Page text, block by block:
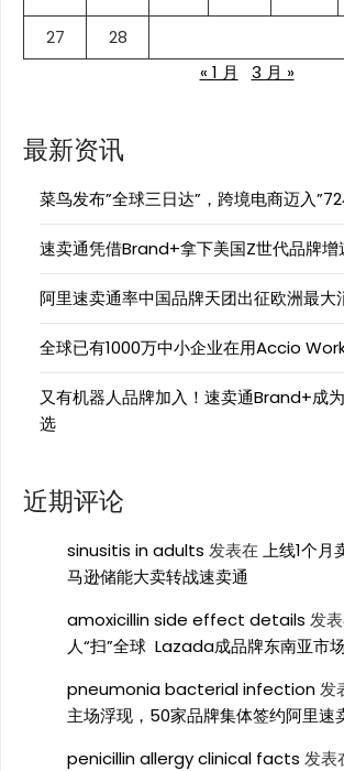
27
28
« 1 月
3 月 »
最新资讯
菜鸟发布”全球三日达”，跨境电商迈入
速卖通凭借Brand+拿下美国Z世代品牌增
阿里速卖通率中国品牌天团出征欧洲最大
全球已有1000万中小企业在用Accio
又有机器人品牌加入！速卖通Brand+成
选
近期评论
sinusitis in adults 发表在 上线1个月
马逊储能大卖转战速卖通
amoxicillin side effect details 发
人“扫”全球 Lazada成品牌东南亚市
pneumonia bacterial infection发
主场浮现，50家品牌集体签约阿里速
penicillin allergy clinical facts 发表